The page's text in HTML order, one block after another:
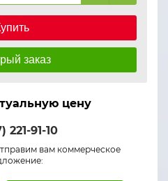
заказ
цену
221-91-10
вам коммерческое